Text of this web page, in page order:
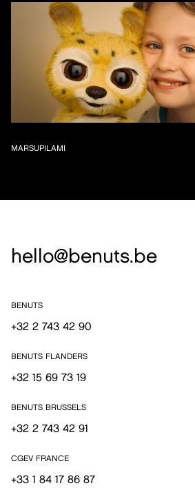
MARSUPILAMI
hello@benuts.be
BENUTS
+32 2 743 42 90
BENUTS FLANDERS
+32 15 69 73 19
BENUTS BRUSSELS
+32 2 743 42 91
CGEV FRANCE
+33 1 84 17 86 87